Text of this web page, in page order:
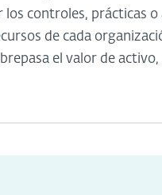
controles, prácticas
de cada
el valor de